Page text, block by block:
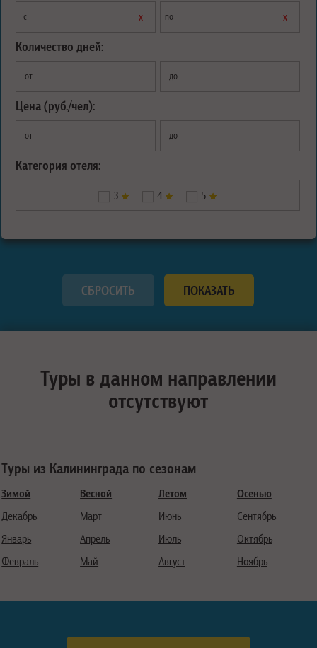
с х по х
Количество дней:
от до
Цена (руб./чел):
от до
Категория отеля:
3 4 5
Туры в данном направлении
отсутствуют
Туры из Калининграда по сезонам
Зимой
Декабрь
Январь
Февраль
Весной
Март
Апрель
Май
Летом
Июнь
Июль
Август
Осенью
Сентябрь
Октябрь
Ноябрь